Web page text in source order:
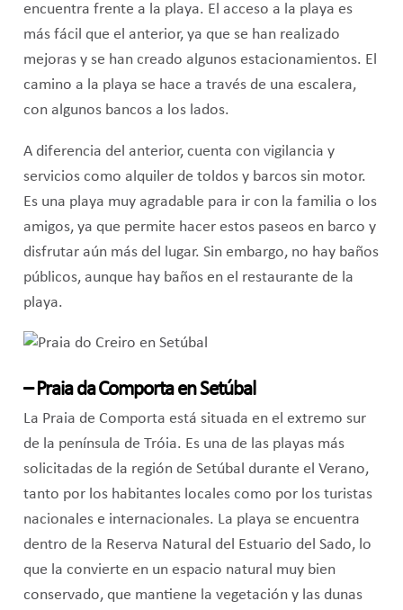
encuentra frente a la playa. El acceso a la playa es
más fácil que el anterior, ya que se han realizado
mejoras y se han creado algunos estacionamientos. El
camino a la playa se hace a través de una escalera,
con algunos bancos a los lados.
A diferencia del anterior, cuenta con vigilancia y
servicios como alquiler de toldos y barcos sin motor.
Es una playa muy agradable para ir con la familia o los
amigos, ya que permite hacer estos paseos en barco y
disfrutar aún más del lugar. Sin embargo, no hay baños
públicos, aunque hay baños en el restaurante de la
playa.
– Praia da Comporta en Setúbal
La Praia de Comporta está situada en el extremo sur
de la península de Tróia. Es una de las playas más
solicitadas de la región de Setúbal durante el Verano,
tanto por los habitantes locales como por los turistas
nacionales e internacionales. La playa se encuentra
dentro de la Reserva Natural del Estuario del Sado, lo
que la convierte en un espacio natural muy bien
conservado, que mantiene la vegetación y las dunas